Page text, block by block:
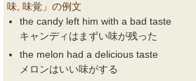
味, 味覚」の例文
the candy left him with a bad taste
キャンディはまずい味が残った
the melon had a delicious taste
メロンはいい味がする